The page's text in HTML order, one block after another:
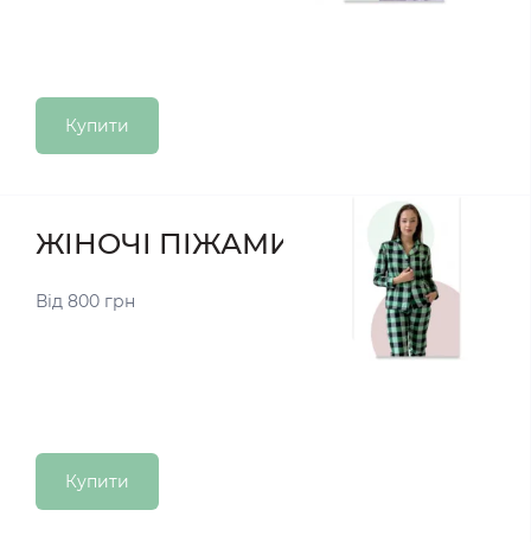
Купити
ЖІНОЧІ ПІЖАМИ
Від 800 грн
Купити